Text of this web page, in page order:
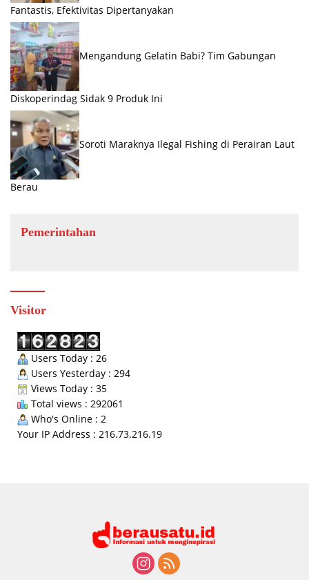
Fantastis, Efektivitas Dipertanyakan
Mengandung Gelatin Babi? Tim Gabungan
Diskoperindag Sidak 9 Produk Ini
Soroti Maraknya Ilegal Fishing di Perairan Laut
Berau
Pemerintahan
Visitor
Users Today : 26
Users Yesterday : 294
Views Today : 35
Total views : 292061
Who's Online : 2
Your IP Address : 216.73.216.19